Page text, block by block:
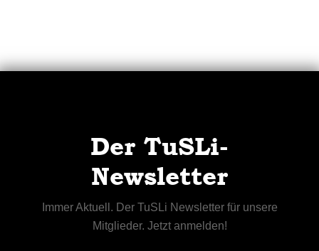
Der TuSLi-
Newsletter
Immer Aktuell. Der TuSLi Newsletter für unsere
Mitglieder. Jetzt anmelden!